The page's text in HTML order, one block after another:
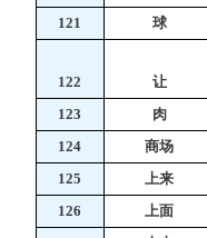
121
球
122 让
123
肉
124
商场
125
上来
126
上面